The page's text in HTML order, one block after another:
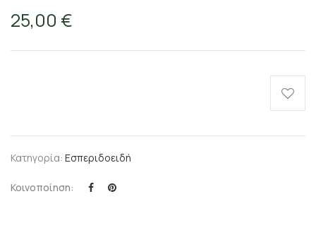
25,00 €
Κατηγορία: Εσπεριδοειδή
Κοινοποίηση: